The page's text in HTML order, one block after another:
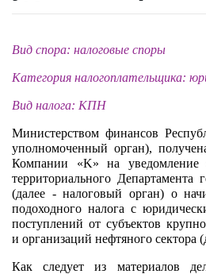
Вид спора: налоговые споры
Категория налогоплательщика:
Вид налога: КПН
Министерством финансов
уполномоченный орган),
Компании «K» на уведомление
территориального Департамента
(далее - налоговый орган) о
подоходного налога с
поступлений от субъектов
и организаций нефтяного сектора
Как следует из материалов